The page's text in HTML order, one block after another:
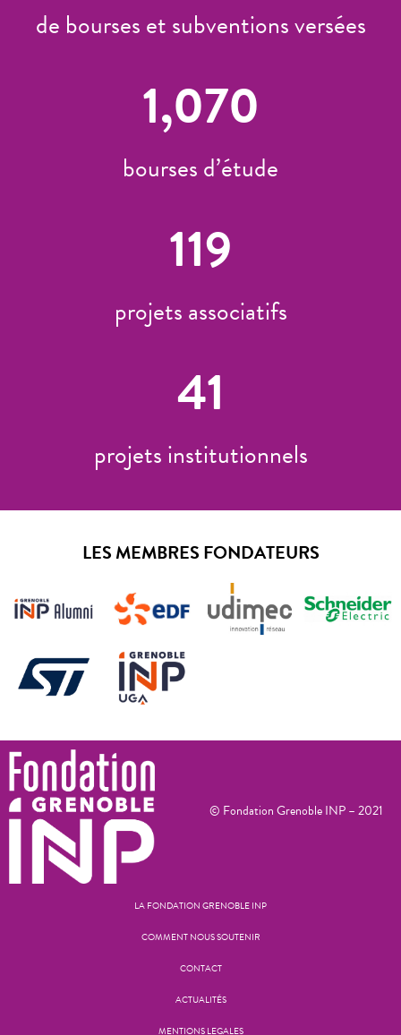
de bourses et subventions versées
1,070
bourses d’étude
119
projets associatifs
41
projets institutionnels
LES MEMBRES FONDATEURS
© Fondation Grenoble INP – 2021
LA FONDATION GRENOBLE INP
COMMENT NOUS SOUTENIR
CONTACT
ACTUALITÉS
MENTIONS LEGALES